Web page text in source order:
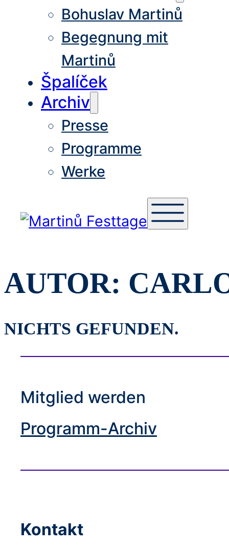
Bohuslav Martinů
Begegnung mit
Martinů
Špalíček
Archiv
Presse
Programme
Werke
AUTOR:
NICHTS GEFUNDEN.
Mitglied werden
Programm-Archiv
Kontakt